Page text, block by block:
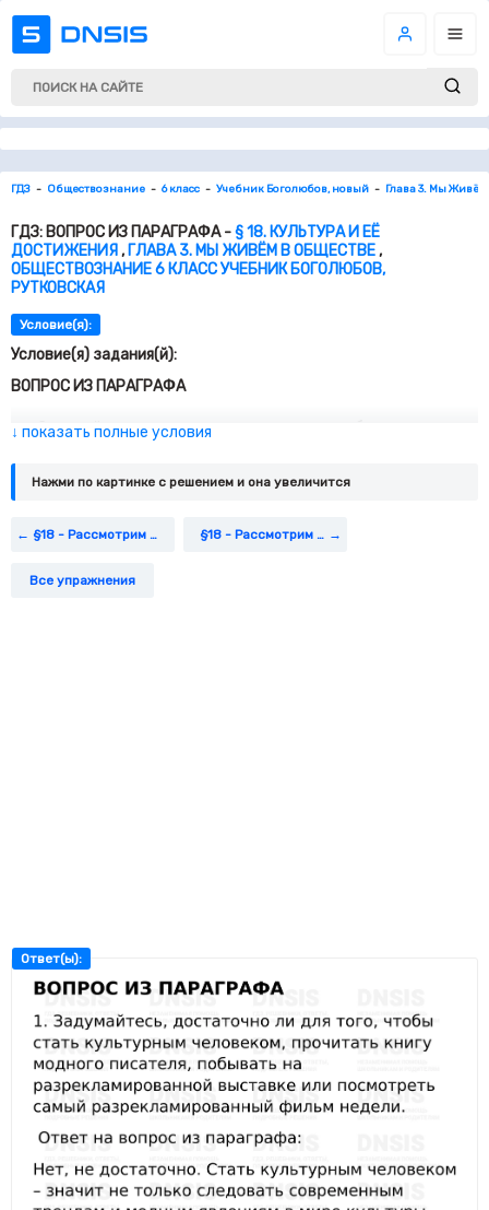
ГДЗ Обществознание 6 класс Учебник Боголюбов, новый Глава 3. Мы
ГДЗ: ВОПРОС ИЗ ПАРАГРАФА -§ 18. КУЛЬТУРА И ЕЁ
ДОСТИЖЕНИЯ, ГЛАВА 3. МЫ ЖИВЁМ В ОБЩЕСТВЕ,
ОБЩЕСТВОЗНАНИЕ 6 КЛАСС УЧЕБНИК БОГОЛЮБОВ,
РУТКОВСКАЯ
Условие(я):
Условие(я) задания(й):
ВОПРОС ИЗ ПАРАГРАФА
Задумайтесь, достаточно ли для того, чтобы стать
культурным человеком, прочитать книгу модного
или посмотреть самый разрекламированный фильм
↓ показать полные условия
Нажми по картинке c решением и она увеличится
§18 - Рассмотрим Изображения (3) §18 - Рассмотрим Схему (2)
Все упражнения
Ответ(ы):